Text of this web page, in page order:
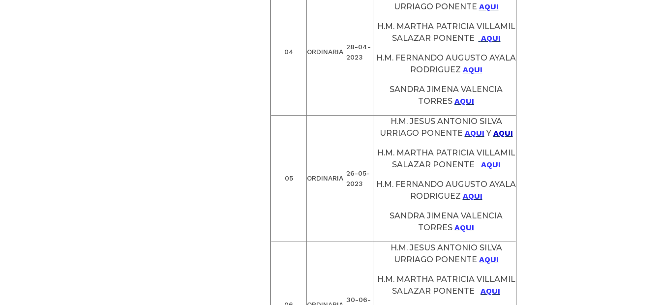
04 ORDINARIA
28-04-
2023
URRIAGO PONENTE AQUI
H.M. MARTHA PATRICIA VILLAMIL
SALAZAR PONENTE
AQUI
H.M. FERNANDO AUGUSTO AYALA
RODRIGUEZ AQUI
SANDRA JIMENA VALENCIA
TORRES AQUI
05 ORDINARIA
26-05-
2023
H.M. JESUS ANTONIO SILVA
URRIAGO PONENTE AQUI Y AQUI
H.M. MARTHA PATRICIA VILLAMIL
SALAZAR PONENTE
AQUI
H.M. FERNANDO AUGUSTO AYALA
RODRIGUEZ AQUI
SANDRA JIMENA VALENCIA
TORRES AQUI
30-06-
H.M. JESUS ANTONIO SILVA
URRIAGO PONENTE AQUI
H.M. MARTHA PATRICIA VILLAMIL
SALAZAR PONENTE AQUI